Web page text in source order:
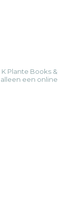
Plante Books &
een online